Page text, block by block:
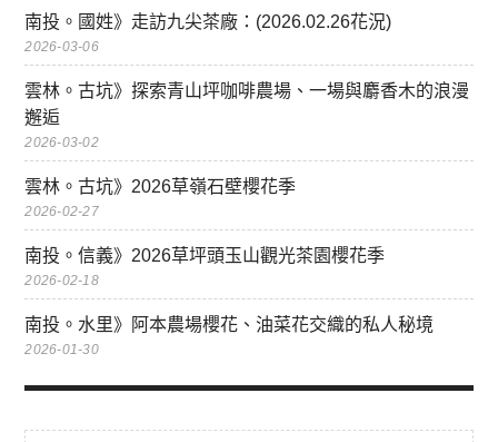
南投。國姓》走訪九尖茶廠：(2026.02.26花況)
2026-03-06
雲林。古坑》探索青山坪咖啡農場、一場與麝香木的浪漫
邂逅
2026-03-02
雲林。古坑》2026草嶺石壁櫻花季
2026-02-27
南投。信義》2026草坪頭玉山觀光茶園櫻花季
2026-02-18
南投。水里》阿本農場櫻花、油菜花交織的私人秘境
2026-01-30